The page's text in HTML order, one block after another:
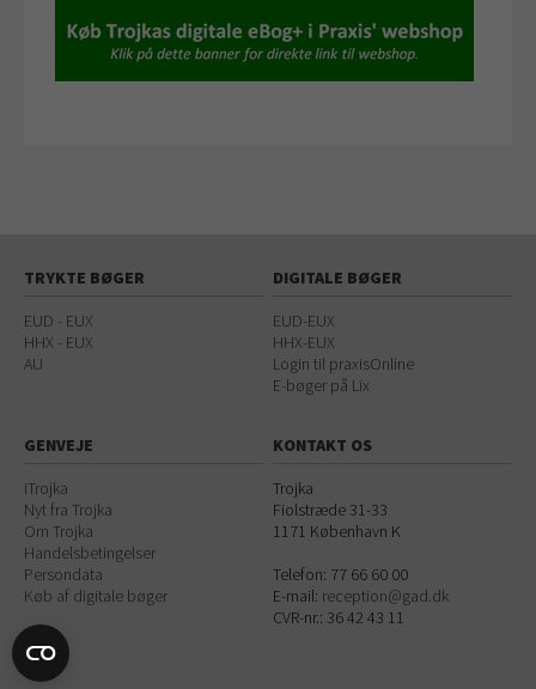
TRYKTE BØGER
EUD - EUX
HHX - EUX
AU
DIGITALE BØGER
EUD-EUX
HHX-EUX
Login til praxisOnline
E-bøger på Lix
GENVEJE
iTrojka
Nyt fra Trojka
Om Trojka
Handelsbetingelser
Persondata
Køb af digitale bøger
KONTAKT OS
Trojka
Fiolstræde 31-33
1171 København K
Telefon: 77 66 60 00
E-mail: reception@gad.dk
CVR-nr.: 36 42 43 11